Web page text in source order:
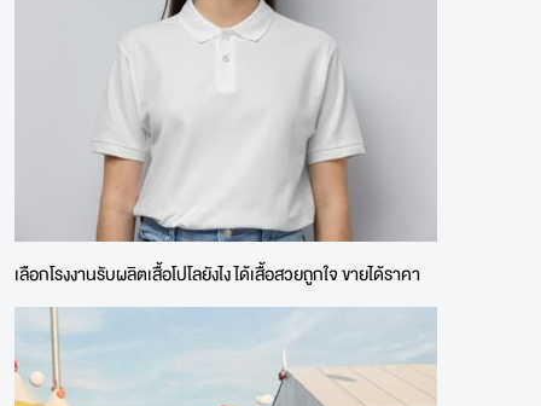
เลือกโรงงานรับผลิตเสื้อโปโลยังไง ได้เสื้อสวยถูกใจ ขายได้ราคา